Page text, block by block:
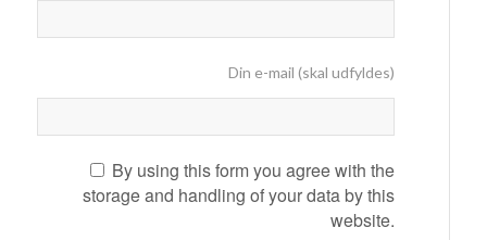
Din e-mail (skal udfyldes)
By using this form you agree with the
storage and handling of your data by this
website.